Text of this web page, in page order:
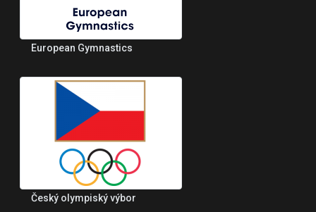
European Gymnastics
Český olympiský výbor